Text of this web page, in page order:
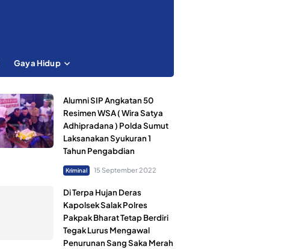
Gaya Hidup
Alumni SIP Angkatan 50
Resimen WSA ( Wira Satya
Adhipradana ) Polda Sumut
Laksanakan Syukuran 1
Tahun Pengabdian
Kriminal 15 September 2022
Di Terpa Hujan Deras
Kapolsek Salak Polres
Pakpak Bharat Tetap Berdiri
Tegak Lurus Mengawal
Penurunan Sang Saka Merah